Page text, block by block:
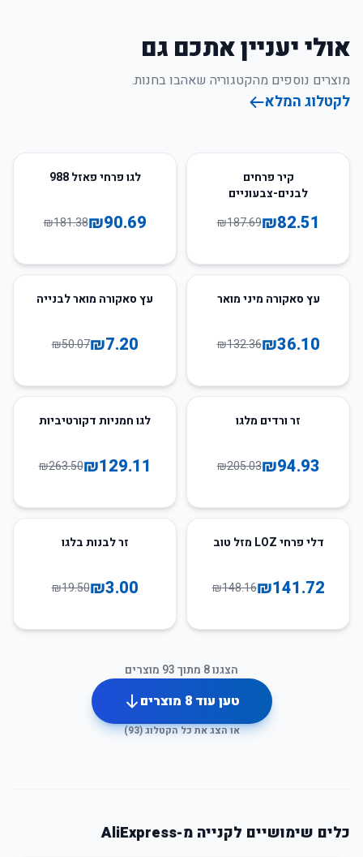
אולי יעניין אתכם גם
מוצרים נוספים מהקטגוריה שאהבו בחנות.
לקטלוג המלא
קיר פרחים
לבנים-צבעוניים
₪82.51
₪187.69
לגו פרחי פאזל 988
₪90.69
₪181.38
73עץ סאקורה מיני מואר
₪36.10
₪132.36
86
עץ סאקורה מואר לבנייה
₪7.20
₪50.07
זר ורדים מלגו
₪94.93
₪205.03
51
לגו חמניות דקורטיביות
₪129.11
₪263.50
דלי פרחי LOZ מזל טוב
₪141.72
₪148.16
זר לבנות בלגו
₪3.00
₪19.50
הצגנו8 מתוך93 מוצרים
טען עוד8 מוצרים
או הצג את כל הקטלוג (93
)
כלים שימושיים לקנייה מ-AliExpress